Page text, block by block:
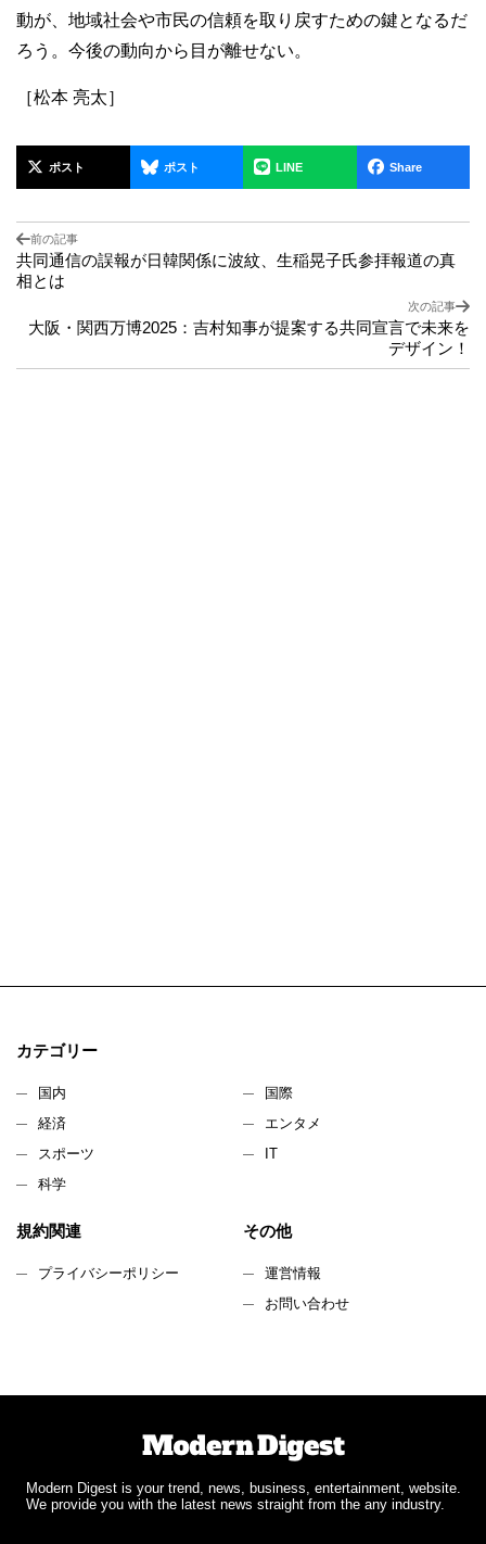
動が、地域社会や市民の信頼を取り戻すための鍵となるだ
ろう。今後の動向から目が離せない。
［松本 亮太］
ポスト ポスト LINE Share
前の記事
共同通信の誤報が日韓関係に波紋、生稲晃子氏参拝報道の真
相とは
次の記事
大阪・関西万博2025：吉村知事が提案する共同宣言で未来を
デザイン！
カテゴリー
国内
国際
経済
エンタメ
スポーツ
IT
科学
規約関連
プライバシーポリシー
その他
運営情報
お問い合わせ
Modern Digest is your trend, news, business, entertainment, website.
We provide you with the latest news straight from the any industry.